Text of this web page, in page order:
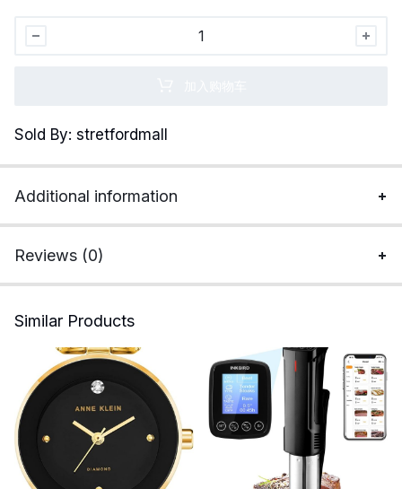
新]
[智
布
料
护
专
物
剃
双
Sold By: stretfordmall
Additional information
Reviews (0)
Similar Products